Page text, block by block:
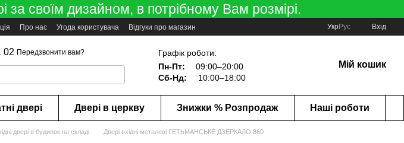
своїм дизайном, в потрібному Вам розмірі.
Про нас Угода користувача Відгуки про магазин УкрРус Вхід
02 Передзвонити вам?
Графік роботи:
Пн-Пт:
09:00–20:00
Сб-Нд:
10:00–18:00
Мій кошик
двері Двері в церкву Знижки % Розпродаж Наші роботи
двері в будинок на складі Двері вхідні металеві ГЕТЬМАНСЬКЕ ДЗЕРКАЛО 860